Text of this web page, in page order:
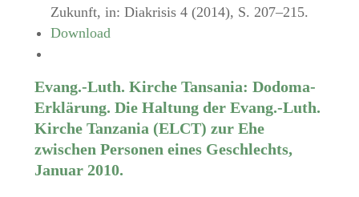
Zukunft, in: Diakrisis 4 (2014), S. 207–215.
Download
Evang.-Luth. Kirche Tansania: Dodoma-
Erklärung. Die Haltung der Evang.-Luth.
Kirche Tanzania (ELCT) zur Ehe
zwischen Personen eines Geschlechts,
Januar 2010.